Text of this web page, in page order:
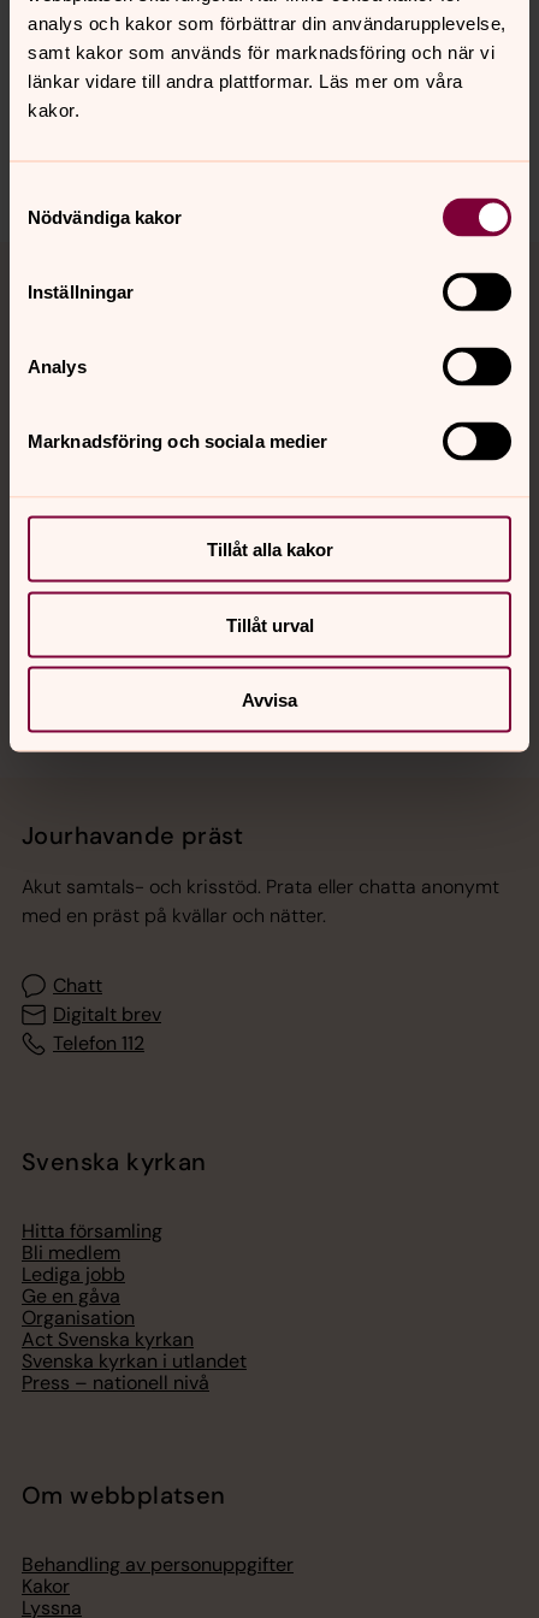
analys och kakor som förbättrar din användarupplevelse,
samt kakor som används för marknadsföring och när vi
länkar vidare till andra plattformar. Läs mer om våra
kakor.
Nödvändiga kakor
Inställningar
Analys
Marknadsföring och sociala medier
Tillåt alla kakor
Tillåt urval
Avvisa
Senast ändrad 12 juni 2025
Synpunkter eller frågor på sidans
innehåll?
Kontakt
Jourhavande präst
Akut samtals- och krisstöd. Prata eller chatta anonymt
med en präst på kvällar och nätter.
Chatt
Digitalt brev
Telefon 112
Svenska kyrkan
Hitta församling
Bli medlem
Lediga jobb
Ge en gåva
Organisation
Act Svenska kyrkan
Svenska kyrkan i utlandet
Press – nationell nivå
Om webbplatsen
Behandling av personuppgifter
Kakor
Lyssna